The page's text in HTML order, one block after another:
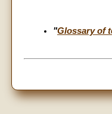
"Glossary of